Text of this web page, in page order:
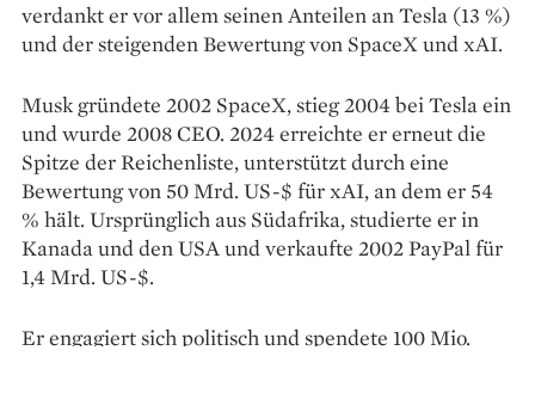
verdankt er vor allem seinen Anteilen an Tesla (13 %)
und der steigenden Bewertung von SpaceX und xAI.
Musk gründete 2002 SpaceX, stieg 2004 bei Tesla ein
und wurde 2008 CEO. 2024 erreichte er erneut die
Spitze der Reichenliste, unterstützt durch eine
Bewertung von 50 Mrd. US-$ für xAI, an dem er 54
% hält. Ursprünglich aus Südafrika, studierte er in
Kanada und den USA und verkaufte 2002 PayPal für
1,4 Mrd. US-$.
Er engagiert sich politisch und spendete 100 Mio.